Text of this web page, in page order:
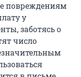
повреждениям
у
заботясь о
число